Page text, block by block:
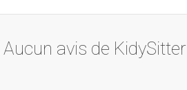
Aucun avis de KidySitter